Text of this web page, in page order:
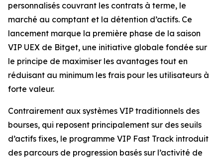
personnalisés couvrant les contrats à terme, le
marché au comptant et la détention d’actifs. Ce
lancement marque la première phase de la saison
VIP UEX de Bitget, une initiative globale fondée sur
le principe de maximiser les avantages tout en
réduisant au minimum les frais pour les utilisateurs à
forte valeur.
Contrairement aux systèmes VIP traditionnels des
bourses, qui reposent principalement sur des seuils
d’actifs fixes, le programme VIP Fast Track introduit
des parcours de progression basés sur l’activité de